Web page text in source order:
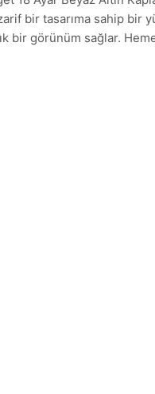
bir tasarıma sahip bir
bir görünüm sağlar.